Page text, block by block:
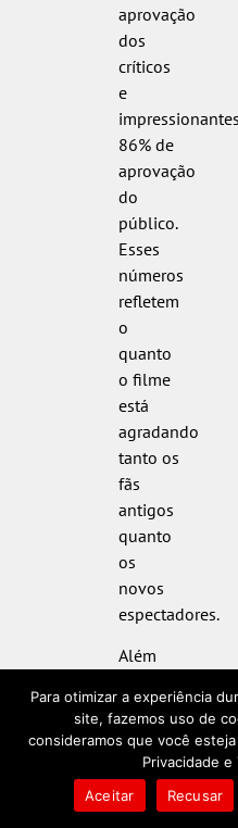
aprovação
dos
críticos
e
impressionantes
86% de
aprovação
do
público.
Esses
números
refletem
o
quanto
o filme
está
agradando
tanto os
fãs
antigos
quanto
os
novos
espectadores.
Além
atuações
de
Keaton
e Ryder,
o
Para otimizar a experiência
site, fazemos uso de
consideramos que você
Privacidade
Aceitar
Recusar